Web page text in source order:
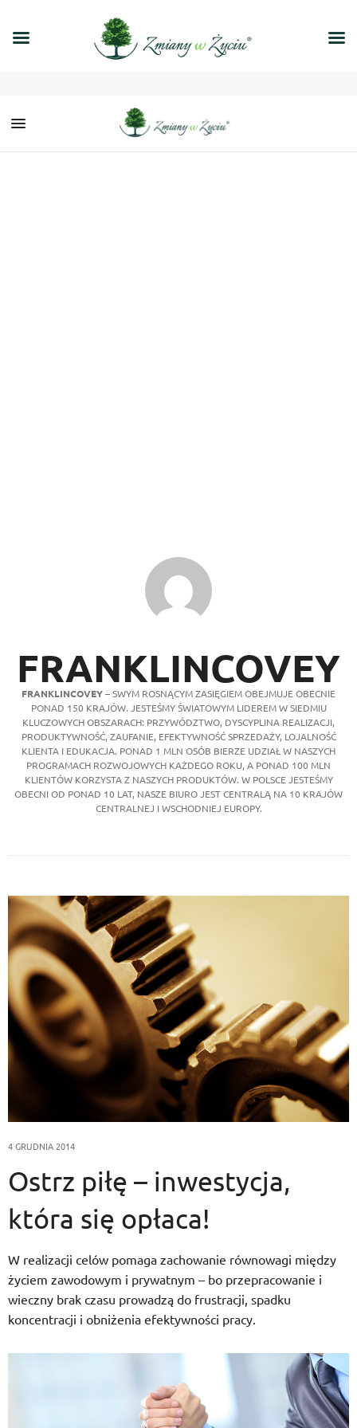
FRANKLINCOVEY
FRANKLINCOVEY– SWYM ROSNĄCYM ZASIĘGIEM OBEJMUJE OBECNIE
PONAD 150 KRAJÓW. JESTEŚMY ŚWIATOWYM LIDEREM W SIEDMIU
KLUCZOWYCH OBSZARACH: PRZYWÓDZTWO, DYSCYPLINA REALIZACJI,
PRODUKTYWNOŚĆ, ZAUFANIE, EFEKTYWNOŚĆ SPRZEDAŻY, LOJALNOŚĆ
KLIENTA I EDUKACJA. PONAD 1 MLN OSÓB BIERZE UDZIAŁ W NASZYCH
PROGRAMACH ROZWOJOWYCH KAŻDEGO ROKU, A PONAD 100 MLN
KLIENTÓW KORZYSTA Z NASZYCH PRODUKTÓW. W POLSCE JESTEŚMY
OBECNI OD PONAD 10 LAT, NASZE BIURO JEST CENTRALĄ NA 10 KRAJÓW
CENTRALNEJ I WSCHODNIEJ EUROPY.
4 GRUDNIA 2014
Ostrz piłę – inwestycja,
która się opłaca!
W realizacji celów pomaga zachowanie równowagi między
życiem zawodowym i prywatnym – bo przepracowanie i
wieczny brak czasu prowadzą do frustracji, spadku
koncentracji i obniżenia efektywności pracy.